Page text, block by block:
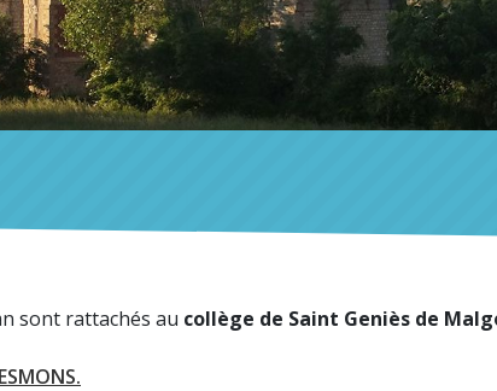
sont rattachés au collège de Saint Geniès de
NS.